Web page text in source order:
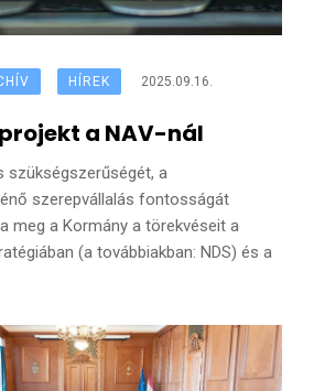
HÍREK 2025.09.16.
projekt a NAV-nál
szükségszerűségét, a
szerepvállalás fontosságát
meg a Kormány a törekvéseit a
(a továbbiakban: NDS) és a